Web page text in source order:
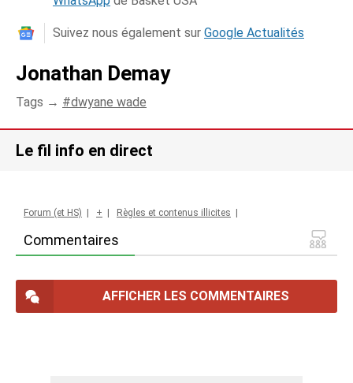
Suivez nous également sur Google Actualités
Jonathan Demay
Tags → dwyane wade
Le fil info en direct
Commentaires
Forum (et HS) + Règles et contenus illicites
AFFICHER LES COMMENTAIRES